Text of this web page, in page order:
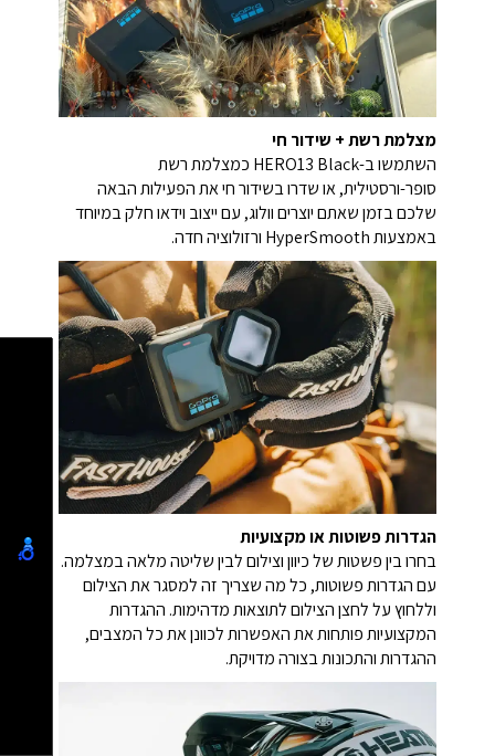
מצלמת רשת + שידור חי
השתמשו ב-HERO13 Black כמצלמת רשת
סופר-ורסטילית, או שדרו בשידור חי את הפעילות הבאה
שלכם בזמן שאתם יוצרים וולוג, עם ייצוב וידאו חלק במיוחד
באמצעות HyperSmooth ורזולוציה חדה.
הגדרות פשוטות או מקצועיות
בחרו בין פשטות של כיוון וצילום לבין שליטה מלאה במצלמה.
עם הגדרות פשוטות, כל מה שצריך זה למסגר את הצילום
וללחוץ על לחצן הצילום לתוצאות מדהימות. ההגדרות
המקצועיות פותחות את האפשרות לכוונן את כל המצבים,
ההגדרות והתכונות בצורה מדויקת.